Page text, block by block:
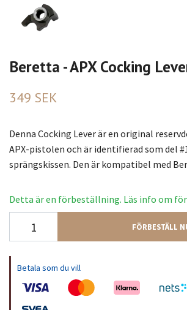
Beretta - APX Cocking
349 SEK
Denna Cocking Lever är en original
APX-pistolen och är identifierad som del
sprängskissen. Den är kompatibel med
Detta är en förbeställning. Läs info om
FÖRBESTÄLL
Betala som du vill